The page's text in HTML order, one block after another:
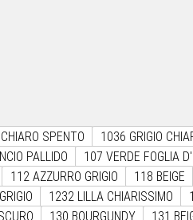
SPENTO
1036 GRIGIO
PALLIDO
107 VERDE FOGLIA
112 AZZURRO GRIGIO 118 BEIGE
1232 LILLA CHIARISSIMO
130 BOURGUNDY
131